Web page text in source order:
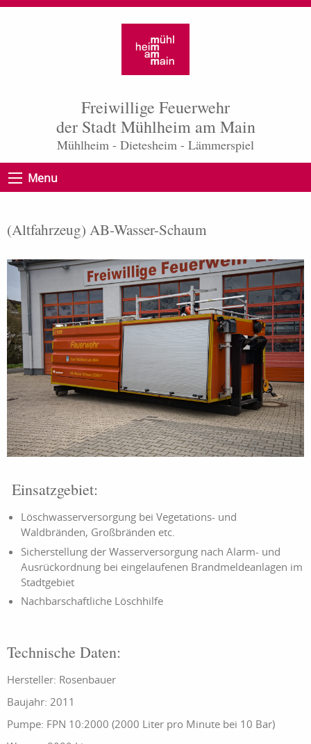
Freiwillige Feuerwehr
der Stadt Mühlheim am Main
Mühlheim - Dietesheim - Lämmerspiel
Menu
(Altfahrzeug) AB-Wasser-Schaum
Einsatzgebiet:
Löschwasserversorgung bei Vegetations- und
Waldbränden, Großbränden etc.
Sicherstellung der Wasserversorgung nach Alarm- und
Ausrückordnung bei eingelaufenen Brandmeldeanlagen im
Stadtgebiet
Nachbarschaftliche Löschhilfe
Technische Daten:
Hersteller: Rosenbauer
Baujahr: 2011
Pumpe: FPN 10:2000 (2000 Liter pro Minute bei 10 Bar)